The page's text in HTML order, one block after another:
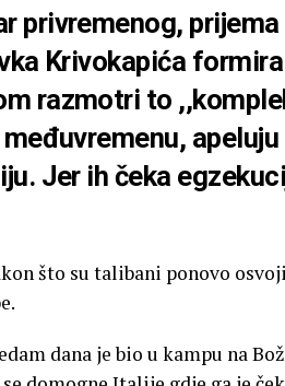
privremenog, prijema
Krivokapića
razmotri to
apeluju
Jer ih čeka
što su talibani ponovo
dana je bio u kampu na